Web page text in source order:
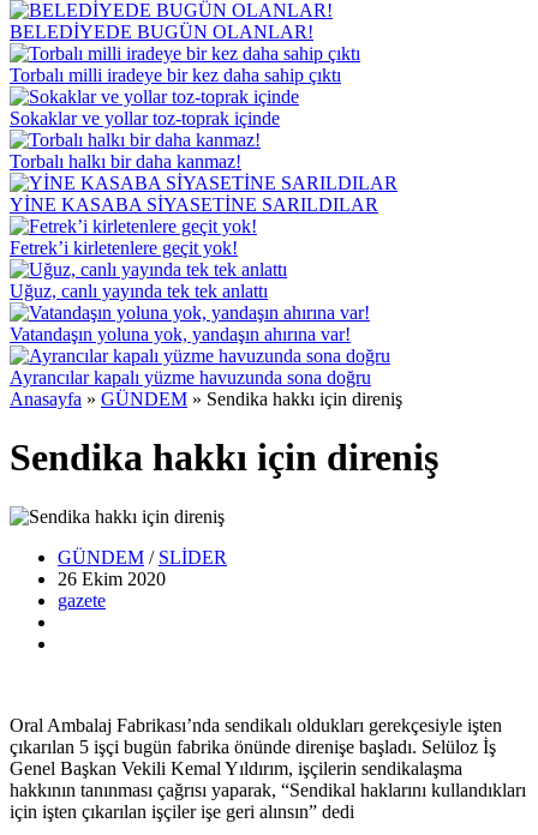
BELEDİYEDE BUGÜN OLANLAR!
Torbalı milli iradeye bir kez daha sahip çıktı
Sokaklar ve yollar toz-toprak içinde
Torbalı halkı bir daha kanmaz!
YİNE KASABA SİYASETİNE SARILDILAR
Fetrek’i kirletenlere geçit yok!
Uğuz, canlı yayında tek tek anlattı
Vatandaşın yoluna yok, yandaşın ahırına var!
Ayrancılar kapalı yüzme havuzunda sona doğru
Anasayfa » GÜNDEM » Sendika hakkı için direniş
Sendika hakkı için direniş
GÜNDEM / SLİDER
26 Ekim 2020
gazete
Oral Ambalaj Fabrikası’nda sendikalı oldukları gerekçesiyle işten
çıkarılan 5 işçi bugün fabrika önünde direnişe başladı. Selüloz İş
Genel Başkan Vekili Kemal Yıldırım, işçilerin sendikalaşma
hakkının tanınması çağrısı yaparak, “Sendikal haklarını kullandıkları
için işten çıkarılan işçiler işe geri alınsın” dedi